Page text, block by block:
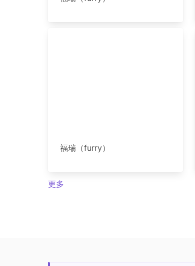
福瑞（furry）
更多